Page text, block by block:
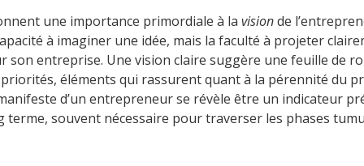
une importance primordiale à la visionde
à imaginer une idée, mais la faculté à projeter
son entreprise. Une vision claire suggère une feuille de
éléments qui rassurent quant à la pérennité du
d’un entrepreneur se révèle être un indicateur
terme, souvent nécessaire pour traverser les phases